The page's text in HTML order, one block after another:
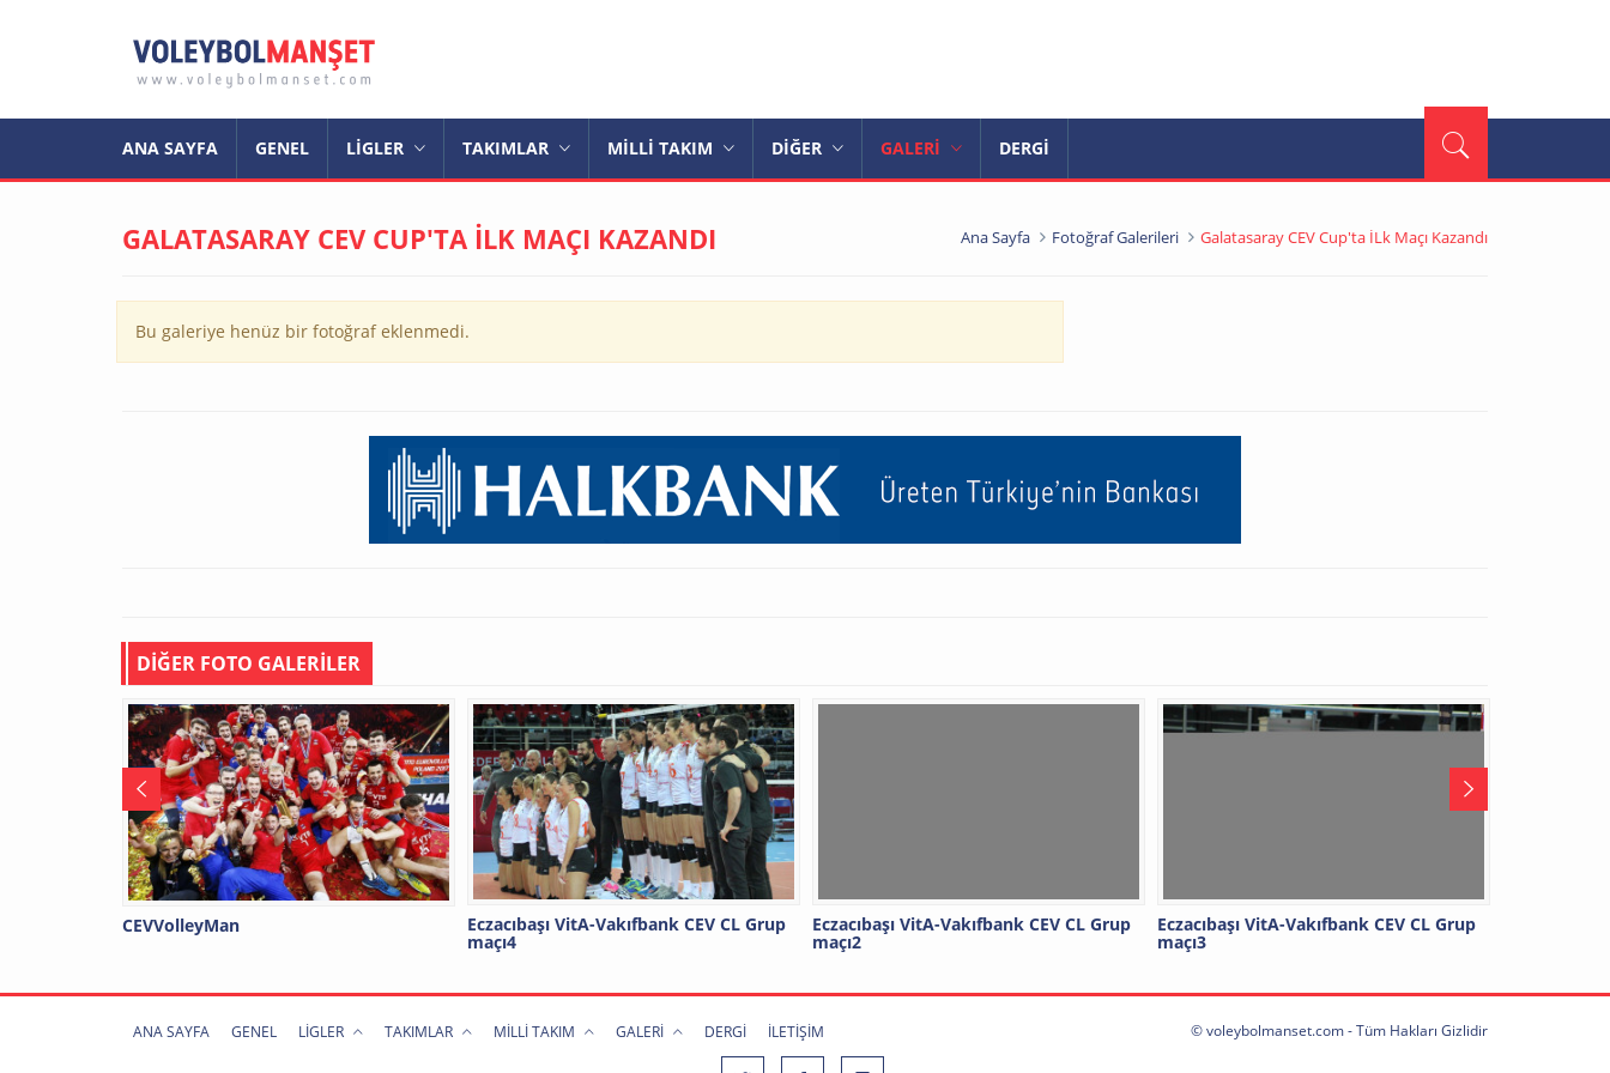
ANA SAYFA GENEL LİGLER TAKIMLAR MİLLİ TAKIM DİĞER GALERİ DERGİ
GALATASARAY CEV CUP'TA İLK MAÇI KAZANDI Ana Sayfa Fotoğraf Galerileri Galatasaray CEV Cup'ta İLk Maçı Kazandı
Bu galeriye henüz bir fotoğraf eklenmedi.
DİĞER FOTO GALERİLER
CEVVolleyMan Eczacıbaşı VitA-Vakıfbank CEV CL Grup
maçı4
Eczacıbaşı VitA-Vakıfbank CEV CL Grup
maçı2
Eczacıbaşı VitA-Vakıfbank CEV CL Grup
maçı3
ANA SAYFA GENEL LİGLER TAKIMLAR MİLLİ TAKIM GALERİ DERGİ İLETİŞİM © voleybolmanset.com - Tüm Hakları Gizlidir